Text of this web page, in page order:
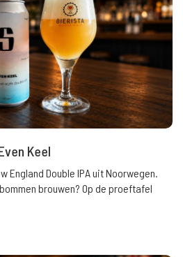
Keel
England Double IPA uit Noorwegen.
brouwen? Op de proeftafel